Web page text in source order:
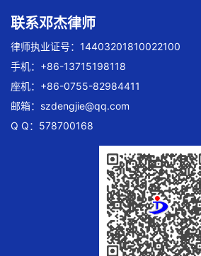
联系邓杰律师
律师执业证号：14403201810022100
手机：+86-13715198118
座机：+86-0755-82984411
邮箱： szdengjie@qq.com
Q Q：578700168